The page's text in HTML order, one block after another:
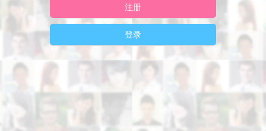
注册
登录